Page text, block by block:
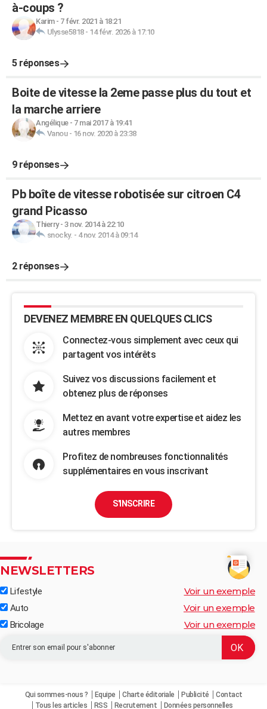
à-coups ?
Karim- 7 févr. 2021 à 18:21
Ulysse5818- 14 févr. 2026 à 17:10
5 réponses
Boite de vitesse la 2eme passe plus du tout et
la marche arriere
Angélique- 7 mai 2017 à 19:41
Vanou- 16 nov. 2020 à 23:38
9 réponses
Pb boîte de vitesse robotisée sur citroen C4
grand Picasso
Thierry- 3 nov. 2014 à 22:10
snocky. - 4 nov. 2014 à 09:14
2 réponses
DEVENEZ MEMBRE EN QUELQUES CLICS
Connectez-vous simplement avec ceux qui
partagent vos intérêts
Suivez vos discussions facilement et
obtenez plus de réponses
Mettez en avant votre expertise et aidez les
autres membres
Profitez de nombreuses fonctionnalités
supplémentaires en vous inscrivant
S'INSCRIRE
NEWSLETTERS
Lifestyle Voir un exemple
Auto Voir un exemple
Bricolage Voir un exemple
Qui sommes-nous ? Equipe Charte éditoriale Publicité
Contact
Tous les articles
RSS Recrutement Données personnelles